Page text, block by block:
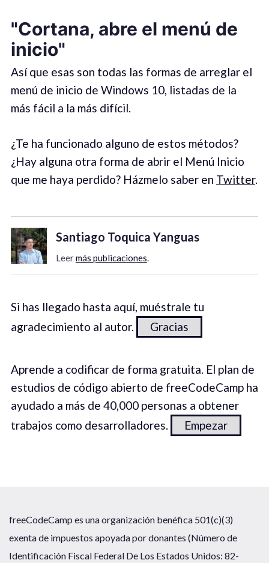
"Cortana, abre el menú de
inicio"
Así que esas son todas las formas de arreglar el
menú de inicio de Windows 10, listadas de la
más fácil a la más difícil.
¿Te ha funcionado alguno de estos métodos?
¿Hay alguna otra forma de abrir el Menú Inicio
que me haya perdido? Házmelo saber en Twitter.
Santiago Toquica Yanguas
Leermás publicaciones.
Si has llegado hasta aquí, muéstrale tu
agradecimiento al autor.
Gracias
Aprende a codificar de forma gratuita. El plan de
estudios de código abierto de freeCodeCamp ha
ayudado a más de 40,000 personas a obtener
trabajos como desarrolladores.
Empezar
freeCodeCamp es una organización benéfica 501(c)(3)
exenta de impuestos apoyada por donantes (Número de
Identificación Fiscal Federal De Los Estados Unidos: 82-